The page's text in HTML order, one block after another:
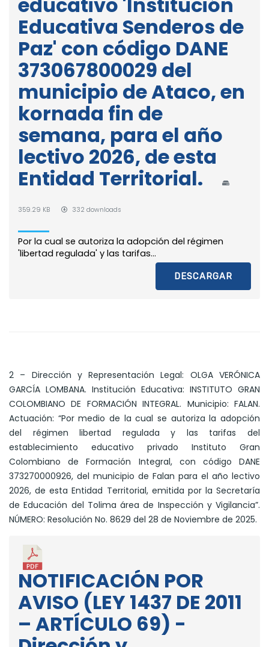
Educativa Senderos de
Paz' con código DANE
373067800029 del
municipio de Ataco, en
kornada fin de
semana, para el año
lectivo 2026, de esta
Entidad Territorial.
359.29 KB 332 downloads
Por la cual se autoriza la adopción del régimen
'libertad regulada' y las tarifas...
DESCARGAR
2 – Dirección y Representación Legal: OLGA VERÓNICA
GARCÍA LOMBANA. Institución Educativa: INSTITUTO GRAN
COLOMBIANO DE FORMACIÓN INTEGRAL. Municipio: FALAN.
Actuación: “Por medio de la cual se autoriza la adopción
del régimen libertad regulada y las tarifas del
establecimiento educativo privado Instituto Gran
Colombiano de Formación Integral, con código DANE
373270000926, del municipio de Falan para el año lectivo
2026, de esta Entidad Territorial, emitida por la Secretaría
de Educación del Tolima área de Inspección y Vigilancia”.
NÚMERO: Resolución No. 8629 del 28 de Noviembre de 2025.
NOTIFICACIÓN POR
AVISO (LEY 1437 DE 2011
– ARTÍCULO 69) -